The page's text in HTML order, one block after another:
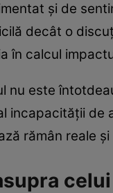
și de
decât o
în calcul
nu este
incapacității
rămân reale